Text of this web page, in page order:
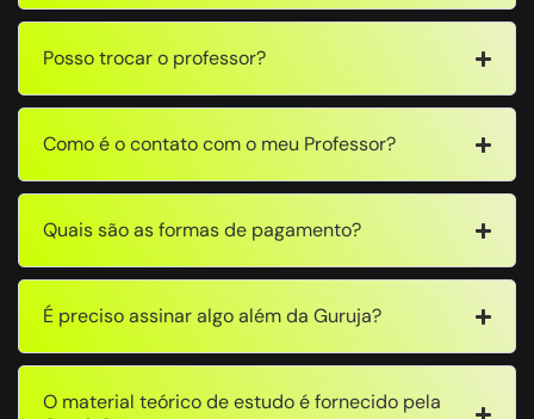
Posso trocar o professor?
Como é o contato com o meu Professor?
Quais são as formas de pagamento?
É preciso assinar algo além da Guruja?
O material teórico de estudo é fornecido pela